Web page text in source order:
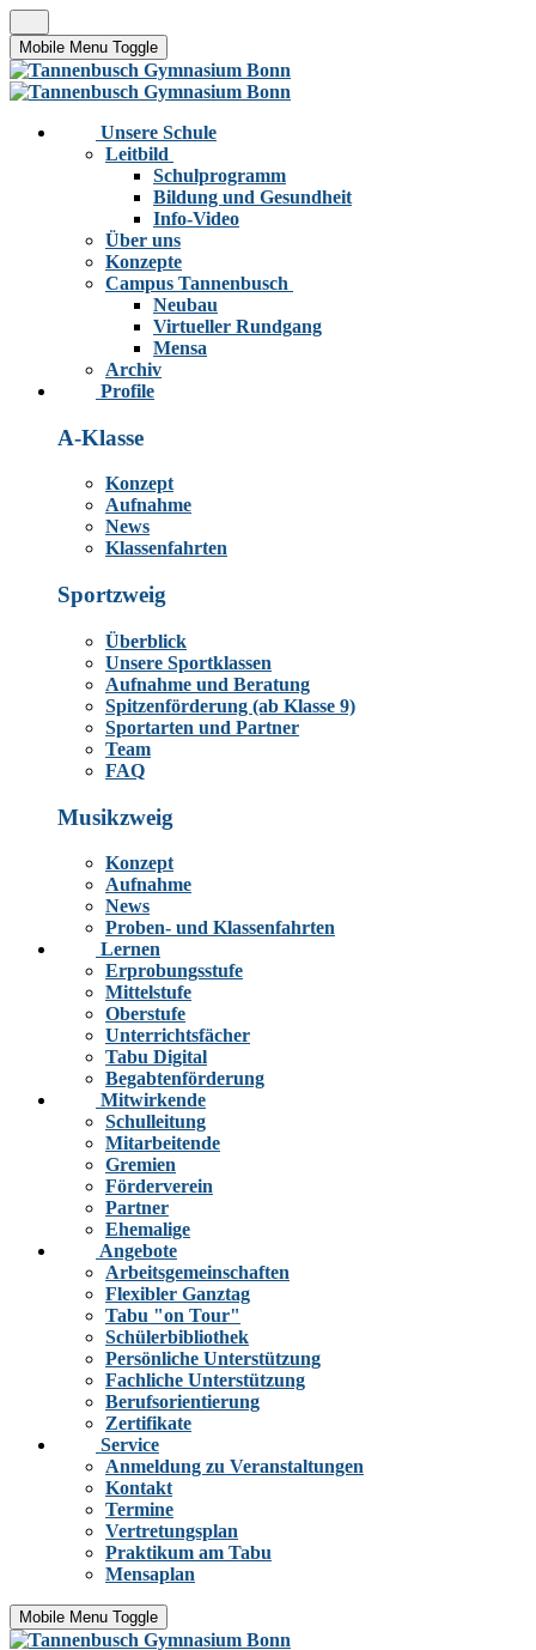
Mobile Menu Toggle
Unsere Schule
Leitbild
Schulprogramm
Bildung und Gesundheit
Info-Video
Über uns
Konzepte
Campus Tannenbusch
Neubau
Virtueller Rundgang
Mensa
Archiv
Profile
A-Klasse
Konzept
Aufnahme
News
Klassenfahrten
Sportzweig
Überblick
Unsere Sportklassen
Aufnahme und Beratung
Spitzenförderung (ab Klasse 9)
Sportarten und Partner
Team
FAQ
Musikzweig
Konzept
Aufnahme
News
Proben- und Klassenfahrten
Lernen
Erprobungsstufe
Mittelstufe
Oberstufe
Unterrichtsfächer
Tabu Digital
Begabtenförderung
Mitwirkende
Schulleitung
Mitarbeitende
Gremien
Förderverein
Partner
Ehemalige
Angebote
Arbeitsgemeinschaften
Flexibler Ganztag
Tabu "on Tour"
Schülerbibliothek
Persönliche Unterstützung
Fachliche Unterstützung
Berufsorientierung
Zertifikate
Service
Anmeldung zu Veranstaltungen
Kontakt
Termine
Vertretungsplan
Praktikum am Tabu
Mensaplan
Mobile Menu Toggle